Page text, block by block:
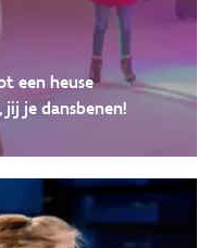
een heuse
jij je dansbenen!